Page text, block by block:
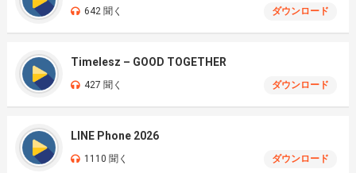
642 聞く ダウンロード
Timelesz – GOOD TOGETHER
427 聞く ダウンロード
LINE Phone 2026
1110 聞く ダウンロード